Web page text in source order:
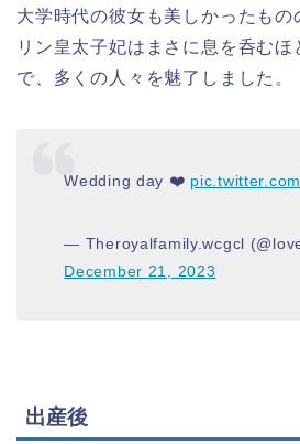
大学時代の彼女も美しかったもの
リン皇太子妃はまさに息を呑むほ
で、多くの人々を魅了しました。
Wedding day ❤️
— Theroyalfamily.wcgcl
December 21, 2023
出産後